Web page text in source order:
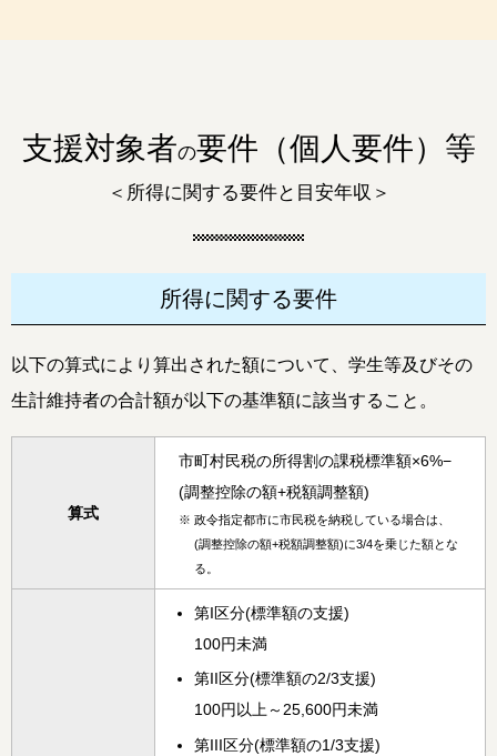
支援対象者の要件（個人要件）等
＜所得に関する要件と目安年収＞
所得に関する要件
以下の算式により算出された額について、学生等及びその
生計維持者の合計額が以下の基準額に該当すること。
算式
市町村民税の所得割の課税標準額×6%−
(調整控除の額+税額調整額)
※ 政令指定都市に市民税を納税している場合は、
(調整控除の額+税額調整額)に3/4を乗じた額とな
る。
第I区分(標準額の支援)
100円未満
第II区分(標準額の2/3支援)
100円以上～25,600円未満
第III区分(標準額の1/3支援)